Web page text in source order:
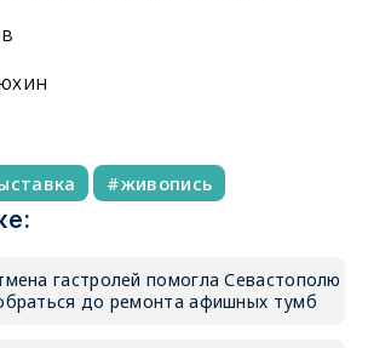
живопись
гастролей помогла Севастополю
до ремонта афишных тумб